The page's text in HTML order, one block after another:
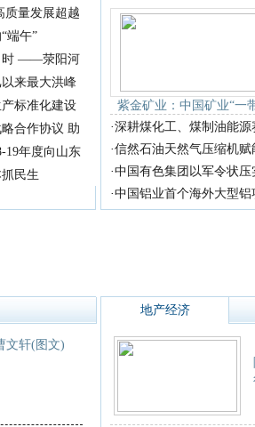
《放歌中国》歌手大
质量发展超越
端午”
时 ——荥阳河
来最大洪峰
标准化建设
合作协议 助
19年度向山东
民生
紫金矿业：中国矿业“一
·深耕煤化工、煤制油能
·信然石油天然气压缩机
·中国有色集团以军令状
·中国铝业首个海外大型
文轩(图文)
地产经济